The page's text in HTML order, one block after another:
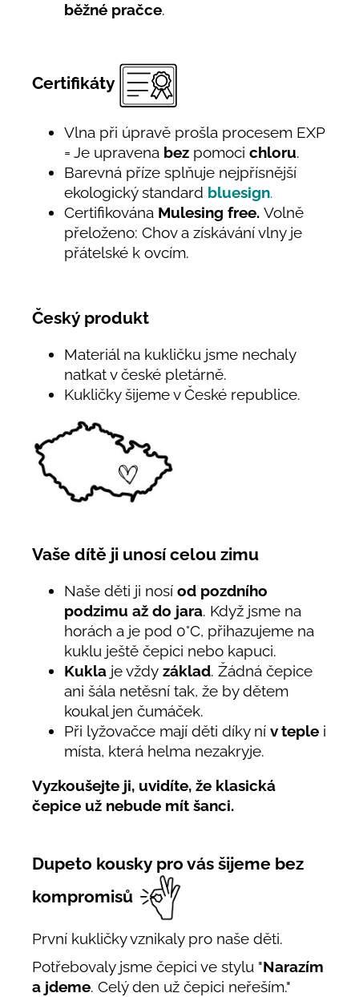
běžné pračce.
Certifikáty
Vlna při úpravě prošla procesem EXP
= Je upravena bez pomoci chloru.
Barevná příze splňuje nejpřísnější
ekologický standard bluesign.
Certifikována Mulesing free. Volně
přeloženo: Chov a získávání vlny je
přátelské k ovcím.
Český produkt
Materiál na kukličku jsme nechaly
natkat v české pletárně.
Kukličky šijeme v České republice.
Vaše dítě ji unosí celou zimu
Naše děti ji nosí od pozdního
podzimu až do jara. Když jsme na
horách a je pod 0°C, přihazujeme na
kuklu ještě čepici nebo kapuci.
Kukla je vždy základ. Žádná čepice
ani šála netěsní tak, že by dětem
koukal jen čumáček.
Při lyžovačce mají děti díky ní v teple i
místa, která helma nezakryje.
Vyzkoušejte ji, uvidíte, že klasická
čepice už nebude mít šanci.
Dupeto kousky pro vás šijeme bez
kompromisů
První kukličky vznikaly pro naše děti.
Potřebovaly jsme čepici ve stylu "Narazím
a jdeme. Celý den už čepici neřeším."